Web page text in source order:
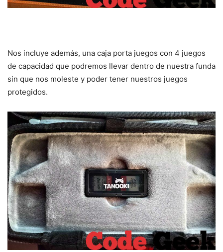
Nos incluye además, una caja porta juegos con 4 juegos
de capacidad que podremos llevar dentro de nuestra funda
sin que nos moleste y poder tener nuestros juegos
protegidos.